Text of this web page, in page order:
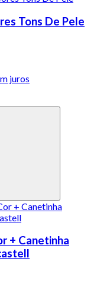
Tons De Pele
juros
+ Canetinha